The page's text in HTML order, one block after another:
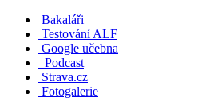
Bakaláři
Testování ALF
Google učebna
Podcast
Strava.cz
Fotogalerie